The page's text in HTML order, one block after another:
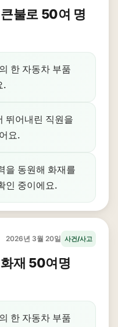
불로 50여 명
한 자동차 부품
.
뛰어내린 직원을
요.
을 동원해 화재를
인 중이에요.
2026년 3월 20일 사건/사고
재 50여명
한 자동차 부품